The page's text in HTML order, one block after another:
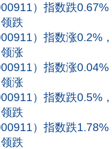
）指数跌0.67%
跌
）指数涨0.2%
涨
）指数涨0.04%
涨
）指数跌0.5%
跌
）指数跌1.78%
跌